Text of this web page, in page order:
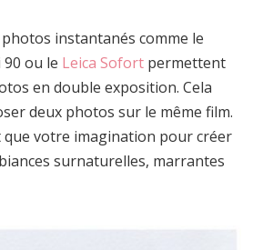
instantanés comme le
ou le Leica Sofort permettent
en double exposition. Cela
deux photos sur le même film.
que votre imagination pour créer
surnaturelles, marrantes